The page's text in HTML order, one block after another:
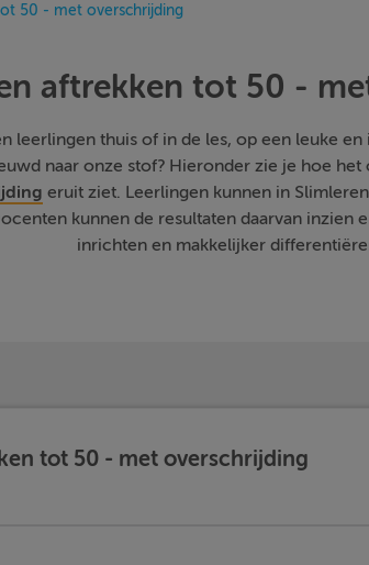
50 - met overschrijding
aftrekken tot 50 -
leerlingen thuis of in de les, op een leuke
naar onze stof? Hieronder zie je hoe
eruit ziet. Leerlingen kunnen in
kunnen de resultaten daarvan inzien
inrichten en makkelijker
tot 50 - met overschrijding